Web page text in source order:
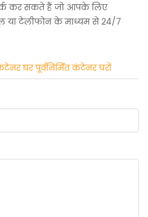
कर सकते हैं जो आपके लिए
टेलीफोन के माध्यम से 24/7
घर पूर्वनिर्मित कंटेनर घरों